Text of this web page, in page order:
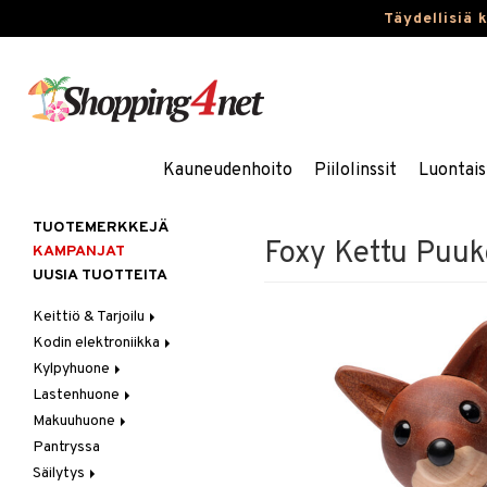
Täydellisiä
Kauneudenhoito Piilolinssit
Foxy Kettu
TUOTEMERKKEJÄ
KAMPANJAT
UUSIA TUOTTEITA
Keittiö & Tarjoilu
Aterimet
Kannut & Karahvit
Keittiösäilytys
Keittiötekstiilit
Keittiövälineet
Kodinkoneet
Kodin elektroniikka
Ääni
Kylpyhuone
Kylpyhuoneen sisustus
Kylpyhuoneen tarvikkeita
Kylpyhuoneen tekstiilit
Lastenhuone
Kylpyhuoneen koristelu
Lasten huonekalut
Lasten lamput
Makuuhuone
Huovat & Saalit
Koristetyynyt
Pantryssa
Säilytys